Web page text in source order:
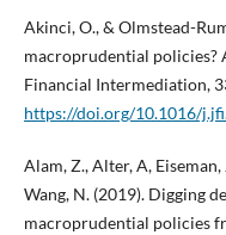
Akinci, O., & Olmstead-
macroprudential policies?
Financial Intermediation,
https://doi.org/10.1016/
Alam, Z., Alter, A, Eiseman,
Wang, N. (2019). Digging
macroprudential policies